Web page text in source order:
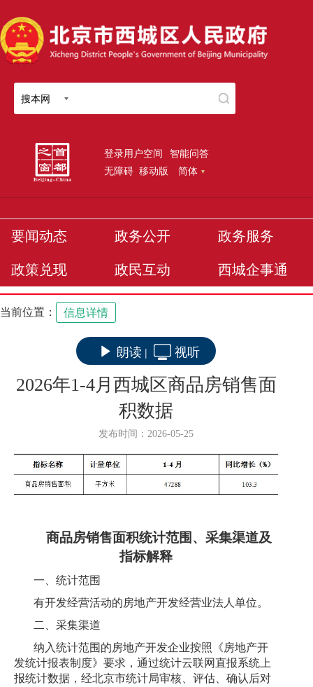
搜本网
登录用户空间 智能问答
无障碍 移动版 简体
要闻动态 政务公开 政务服务
政策兑现 政民互动 西城企事通
当前位置： 信息详情
朗读 | 视听
2026年1-4月西城区商品房销售面
积数据
发布时间：2026-05-25
商品房销售面积统计范围、采集渠道及
指标解释
一、统计范围
有开发经营活动的房地产开发经营业法人单位。
二、采集渠道
纳入统计范围的房地产开发企业按照《房地产开
发统计报表制度》要求，通过统计云联网直报系统上
报统计数据，经北京市统计局审核、评估、确认后对